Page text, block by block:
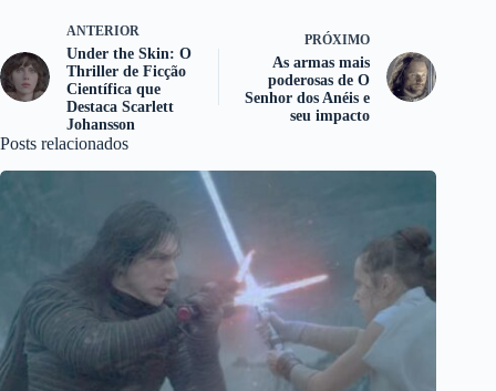
ANTERIOR
Under the Skin: O
Thriller de Ficção
Científica que
Destaca Scarlett
Johansson
PRÓXIMO
As armas mais
poderosas de O
Senhor dos Anéis e
seu impacto
Posts relacionados